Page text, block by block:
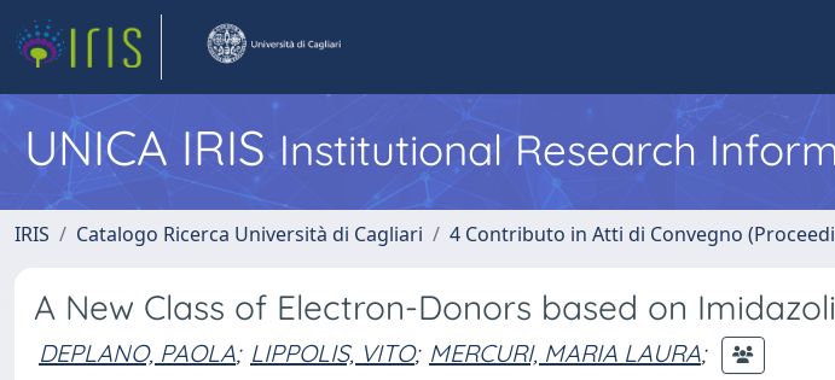
UNICA IRISInstitutional Research
IRIS Catalogo Ricerca Università di Cagliari 4 Contributo in Atti di Convegno
A New Class of Electron-Donors based on
DEPLANO, PAOLA; LIPPOLIS, VITO; MERCURI, MARIA LAURA;